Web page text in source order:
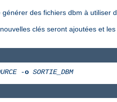
des fichiers dbm à utiliser
clés seront ajoutées et
-o SORTIE_DBM